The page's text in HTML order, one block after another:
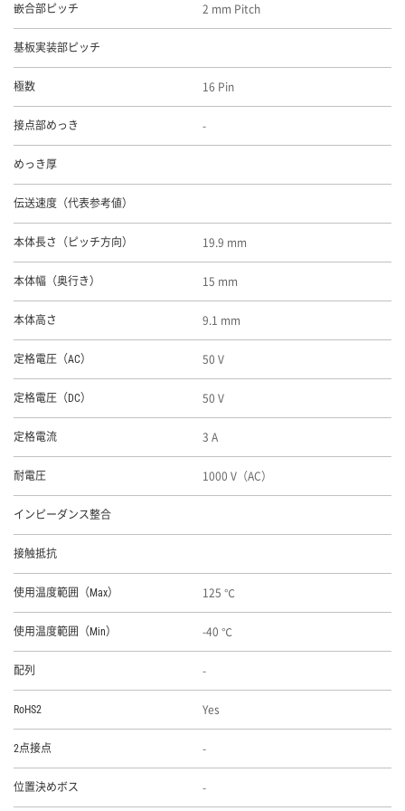
嵌合部ピッチ 2 mm Pitch
基板実装部ピッチ
極数 16 Pin
接点部めっき -
めっき厚
伝送速度（代表参考値）
本体長さ（ピッチ方向） 19.9 mm
本体幅（奥行き） 15 mm
本体高さ 9.1 mm
定格電圧（AC） 50 V
定格電圧（DC） 50 V
定格電流 3 A
耐電圧 1000 V（AC）
インピーダンス整合
接触抵抗
使用温度範囲（Max） 125 ℃
使用温度範囲（Min） -40 ℃
配列 -
RoHS2 Yes
2点接点 -
位置決めボス -